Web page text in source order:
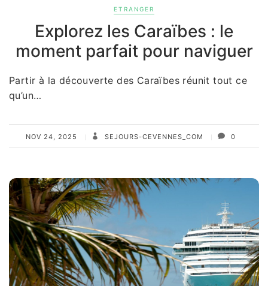
ETRANGER
Explorez les Caraïbes : le
moment parfait pour naviguer
Partir à la découverte des Caraïbes réunit tout ce
qu’un…
NOV 24, 2025 SEJOURS-CEVENNES_COM 0